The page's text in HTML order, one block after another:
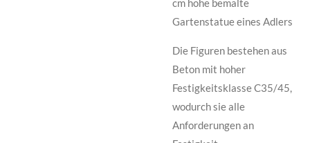
cm hohe bemalte
Gartenstatue eines Adlers
Die Figuren bestehen aus
Beton mit hoher
Festigkeitsklasse C35/45,
wodurch sie alle
Anforderungen an